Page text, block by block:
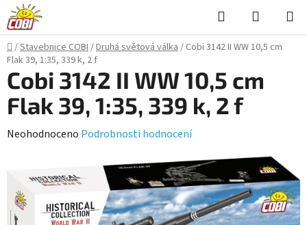
Přejít
na
obsah
Hledat
KOŠÍK
Domů
/Stavebnice COBI/Druhá světová válka/ Cobi 3142 II WW 10,5 cm
Flak 39, 1:35, 339 k, 2 f
Cobi 3142 II WW 10,5 cm
Flak 39, 1:35, 339 k, 2 f
Průměrné
0,0
Neohodnoceno Podrobnosti hodnocení